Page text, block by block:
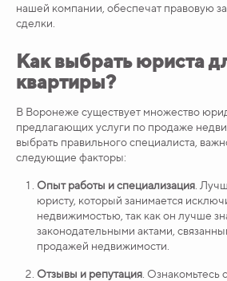
нашей компании, обеспечат правовую
сделки.
Как выбрать юриста
квартиры?
В Воронеже существует множество
предлагающих услуги по продаже
выбрать правильного специалиста,
следующие факторы:
Опыт работы и специализация .
юристу, который занимается
недвижимостью, так как он лучше
законодательными актами,
продажей недвижимости.
Отзывы и репутация . Ознакомьтесь